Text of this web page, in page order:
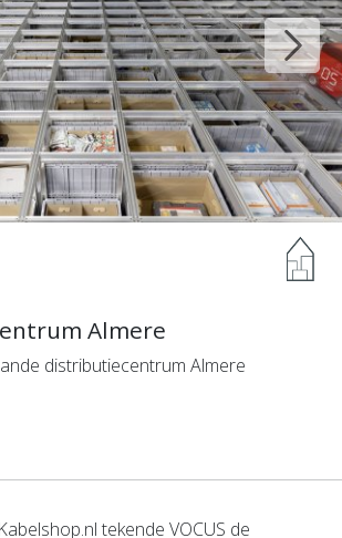
Almere
distributiecentrum Almere
tekende VOCUS de